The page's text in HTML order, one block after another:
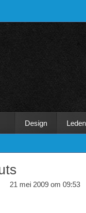
Design Leden
21 mei 2009 om 09:53